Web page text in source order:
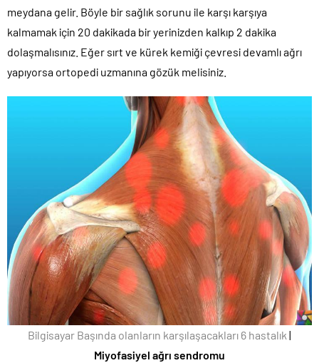
meydana gelir. Böyle bir sağlık sorunu ile karşı karşıya
kalmamak için 20 dakikada bir yerinizden kalkıp 2 dakika
dolaşmalısınız. Eğer sırt ve kürek kemiği çevresi devamlı ağrı
yapıyorsa ortopedi uzmanına gözük melisiniz.
Bilgisayar Başında olanların karşılaşacakları 6 hastalık |
Miyofasiyel ağrı sendromu